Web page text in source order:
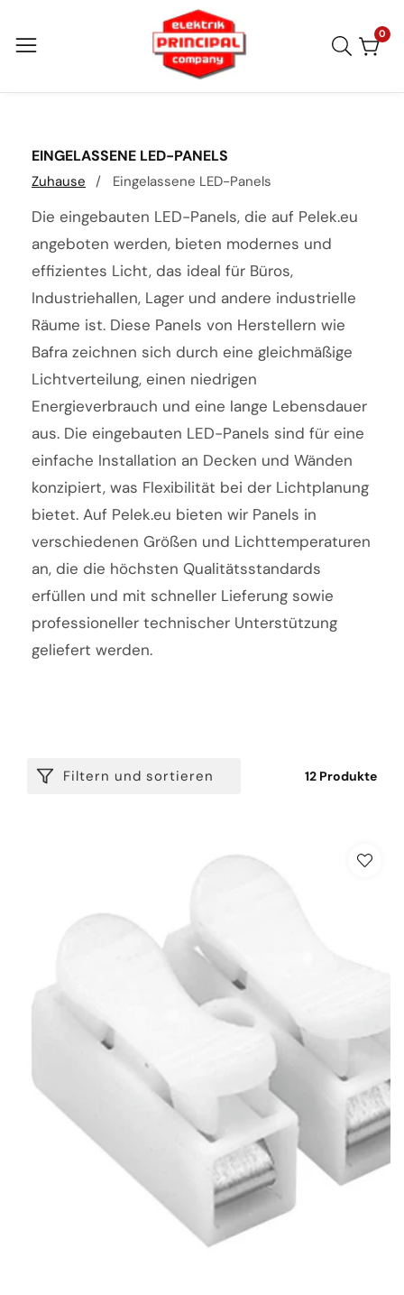
zum
00
KATEGORIE:
EINGELASSENE LED-PANELS
Zuhause Eingelassene LED-Panels
Die eingebauten LED-Panels, die auf Pelek.eu
angeboten werden, bieten modernes und
effizientes Licht, das ideal für Büros,
Industriehallen, Lager und andere industrielle
Räume ist. Diese Panels von Herstellern wie
Bafra zeichnen sich durch eine gleichmäßige
Lichtverteilung, einen niedrigen
Energieverbrauch und eine lange Lebensdauer
aus. Die eingebauten LED-Panels sind für eine
einfache Installation an Decken und Wänden
konzipiert, was Flexibilität bei der Lichtplanung
bietet. Auf Pelek.eu bieten wir Panels in
verschiedenen Größen und Lichttemperaturen
an, die die höchsten Qualitätsstandards
erfüllen und mit schneller Lieferung sowie
professioneller technischer Unterstützung
geliefert werden.
Filtern und sortieren 12 Produkte